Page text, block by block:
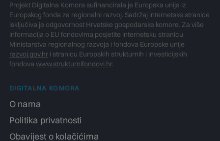
Projekt Digitalna Komora sufinancirala je Europska unija iz
Europskog fonda za regionalni razvoj. Sadržaj internetske stranice
isključiva je odgovornost Hrvatske gospodarske komore. Za više
informacija o EU fondovima posjetite internetsku stranicu
Ministarstva regionalnog razvoja i fondova Europske unije
razvoj.gov.hri stranicu Europskih strukturnih i investicijskih
fondova www.strukturnifondovi.hr.
DIGITALNA KOMORA
O nama
Politika privatnosti
Obavijest o kolačićima